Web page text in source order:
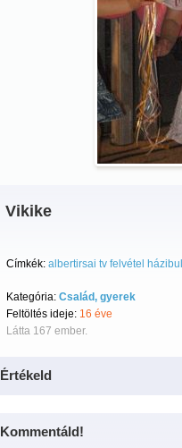
Vikike
Címkék: albertirsai tv felvétel
Kategória: Család, gyerek
Feltöltés ideje: 16 éve
Látta 167 ember.
Értékeld
Kommentáld!